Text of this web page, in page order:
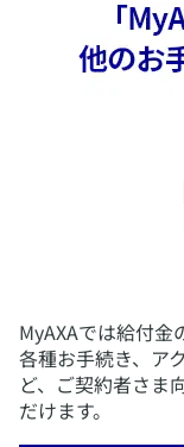
​MyAXAでは給付
各種お手続き、ア
ど、ご契約者さま
だけます。